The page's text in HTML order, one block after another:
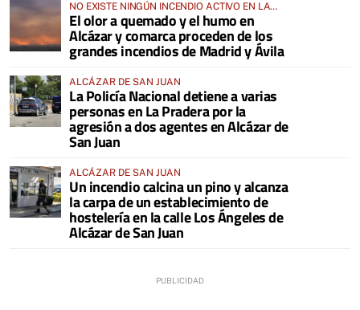
NO EXISTE NINGÚN INCENDIO ACTIVO EN LA
COMARCA
El olor a quemado y el humo en
Alcázar y comarca proceden de los
grandes incendios de Madrid y Ávila
ALCÁZAR DE SAN JUAN
La Policía Nacional detiene a varias
personas en La Pradera por la
agresión a dos agentes en Alcázar de
San Juan
ALCÁZAR DE SAN JUAN
Un incendio calcina un pino y alcanza
la carpa de un establecimiento de
hostelería en la calle Los Ángeles de
Alcázar de San Juan